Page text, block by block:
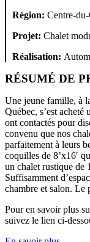
Région: Centre-
Projet: Chalet
Réalisation:
RÉSUMÉ DE
Une jeune famille, à
Québec, s’est
ont contactés pour
convenu que nos
parfaitement à leurs
coquilles de 8’x16′
un chalet rustique de
Suffisamment
chambre et salon. Le
Pour en savoir plus
suivez le lien ci-